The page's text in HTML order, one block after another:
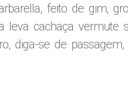
feito de gim,
leva cachaça
diga-se de